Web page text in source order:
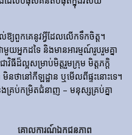
ឱ្យពួកគេនូវអ្វីដែលលើកទឹកចិត្ត។
យអ្នកដទៃ និងមានអារម្មណ៍រួបរួមគ្នា
ធីដ៏ល្អសម្រាប់មិត្តរួមក្រុម មិត្តភក្តិ
ថានៅកីឡដ្ឋាន ឬមើលពីផ្ទះនោះទេ។
រប់កម្រិតជំនាញ – មនុស្សគ្រប់គ្នា
គោលការណ៍ឯកជនភាព